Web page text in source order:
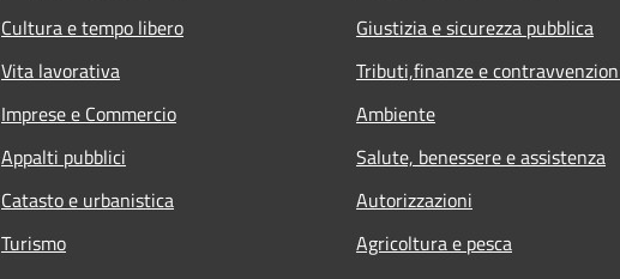
Cultura e tempo libero
Vita lavorativa
Imprese e Commercio
Appalti pubblici
Catasto e urbanistica
Turismo
Giustizia e sicurezza pubblica
Tributi,finanze e
Ambiente
Salute, benessere e assistenza
Autorizzazioni
Agricoltura e pesca